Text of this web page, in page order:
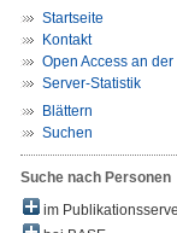
Startseite
Kontakt
Open Access an der
Server-Statistik
Blättern
Suchen
Suche nach Personen
im